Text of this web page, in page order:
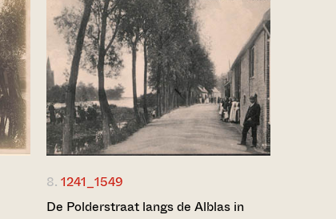
8. 1241_1549
De Polderstraat langs de Alblas in